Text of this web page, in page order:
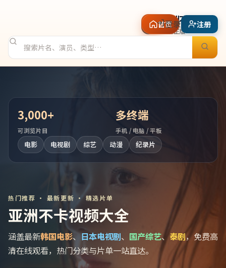
亚洲不卡视频
高清正版
首页 分类
登录 注册
热门推荐 · 最新更新 · 精选片单
亚洲不卡视频大全
涵盖最新韩国电影、日本电视剧、 国产综艺、泰剧，免费高
清在线观看，热门分类与片单一站直达。
3,000+
可浏览片目
多终端
手机 / 电脑 / 平板
电影 电视剧 综艺 动漫 纪录片